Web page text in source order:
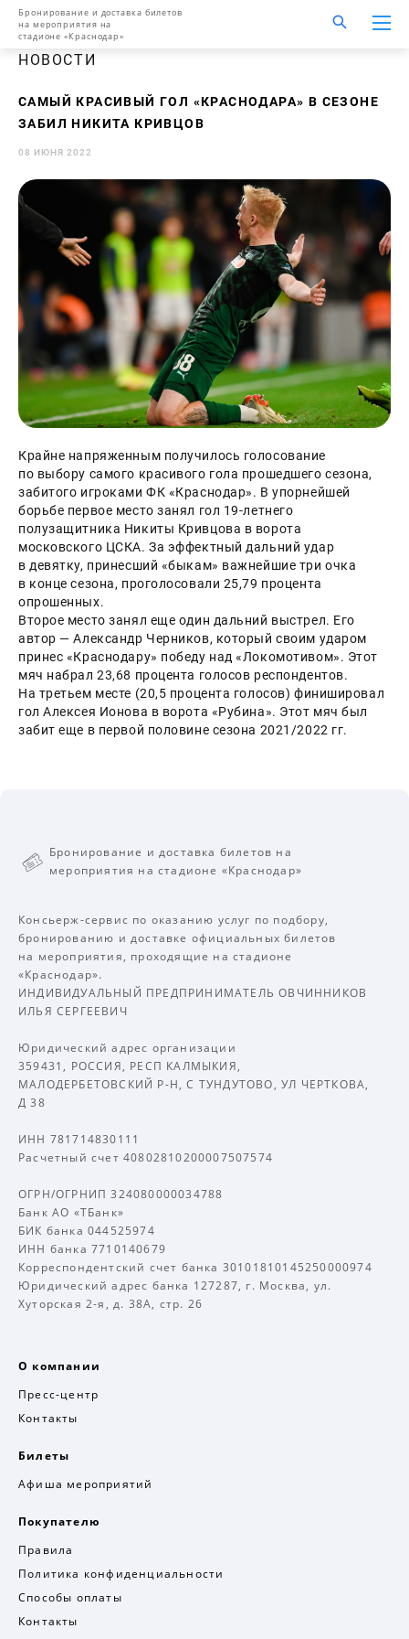
Бронирование и доставка билетов
на мероприятия на
стадионе «Краснодар»
НОВОСТИ
САМЫЙ КРАСИВЫЙ ГОЛ «КРАСНОДАРА» В СЕЗОНЕ
ЗАБИЛ НИКИТА КРИВЦОВ
08 ИЮНЯ 2022
Крайне напряженным получилось голосование
по выбору самого красивого гола прошедшего сезона,
забитого игроками ФК «Краснодар». В упорнейшей
борьбе первое место занял гол 19-летнего
полузащитника Никиты Кривцова в ворота
московского ЦСКА. За эффектный дальний удар
в девятку, принесший «быкам» важнейшие три очка
в конце сезона, проголосовали 25,79 процента
опрошенных.
Второе место занял еще один дальний выстрел. Его
автор — Александр Черников, который своим ударом
принес «Краснодару» победу над «Локомотивом». Этот
мяч набрал 23,68 процента голосов респондентов.
На третьем месте (20,5 процента голосов) финишировал
гол Алексея Ионова в ворота «Рубина». Этот мяч был
забит еще в первой половине сезона 2021/2022 гг.
Бронирование и доставка билетов на
мероприятия на стадионе «Краснодар»
Консьерж-сервис по оказанию услуг по подбору,
бронированию и доставке официальных билетов
на мероприятия, проходящие на стадионе
«Краснодар».
ИНДИВИДУАЛЬНЫЙ ПРЕДПРИНИМАТЕЛЬ ОВЧИННИКОВ
ИЛЬЯ СЕРГЕЕВИЧ
Юридический адрес организации
359431, РОССИЯ, РЕСП КАЛМЫКИЯ,
МАЛОДЕРБЕТОВСКИЙ Р-Н, С ТУНДУТОВО, УЛ ЧЕРТКОВА,
Д 38
ИНН 781714830111
Расчетный счет 40802810200007507574
ОГРН/ОГРНИП 324080000034788
Банк АО «ТБанк»
БИК банка 044525974
ИНН банка 7710140679
Корреспондентский счет банка 30101810145250000974
Юридический адрес банка 127287, г. Москва, ул.
Хуторская 2-я, д. 38А, стр. 26
О компании
Пресс-центр
Контакты
Билеты
Афиша мероприятий
Покупателю
Правила
Политика конфиденциальности
Способы оплаты
Контакты